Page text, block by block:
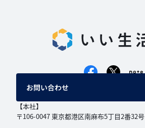
【本社】
〒106-0047 東京都港区南麻布5丁目2番32号
お問い合わせ